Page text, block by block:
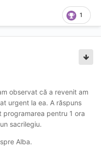
1
observat că a revenit am
urgent la ea. A răspuns
pentru 1 ora
sacrilegiu.
Alba.